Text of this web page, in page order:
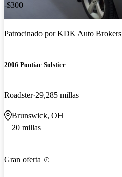
-$300
Patrocinado porKDK Auto Brokers
2006 Pontiac Solstice
Roadster 29,285 millas
Brunswick, OH
20 millas
Gran oferta